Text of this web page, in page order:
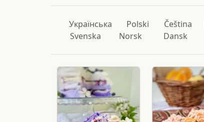
Українська Polski Čeština
Svenska
Norsk Dansk